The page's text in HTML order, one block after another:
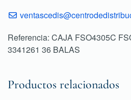
Referencia: CAJA FSO4305C
3341261 36 BALAS
Productos relacionados